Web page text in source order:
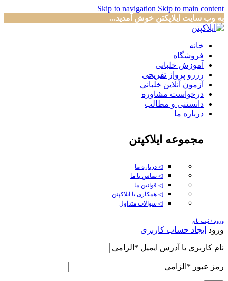
Skip to navigation Skip to main content
به وب سایت ایلاپکتن خوش آمدید...
خانه
فروشگاه
آموزش خلبانی
رزرو پرواز تفریحی
آزمون آنلاین خلبانی
درخواست مشاوره
دانستنی و مطالب
درباره ما
مجموعه ایلاکپتن
◁ درباره ما
◁ تماس با ما
◁ قوانین ما
◁ همکاری با ایلاکپتن
◁ سوالات متداول
ورود / ثبت نام
ورود ایجاد حساب کاربری
نام کاربری یا آدرس ایمیل * الزامی
رمز عبور * الزامی